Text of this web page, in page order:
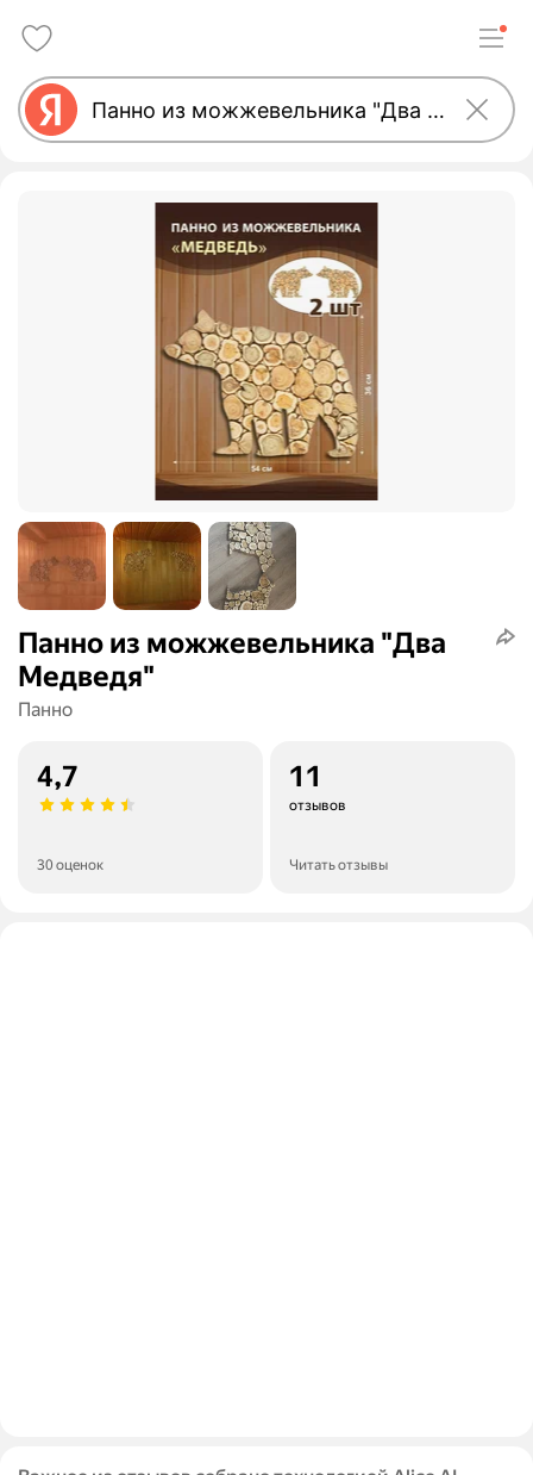
Панно из можжевельника "Два
Медведя"
Панно
4,7
30 оценок
11
отзывов
Читать отзывы